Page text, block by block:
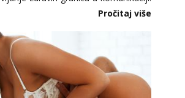
otkrivanje osobnih ili intimnih
osoba još nije zaslužila to
Pročitaj više